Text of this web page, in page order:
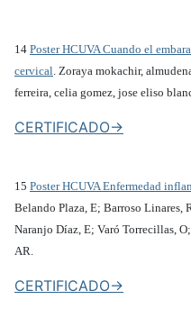
14 Poster HCUVA Cuando el
cervical. Zoraya mokachir,
ferreira, celia gomez, jose eliso
CERTIFICADO->
15 Poster HCUVA Enfermedad
Belando Plaza, E; Barroso
Naranjo Díaz, E; Varó Torrecillas,
AR.
CERTIFICADO->